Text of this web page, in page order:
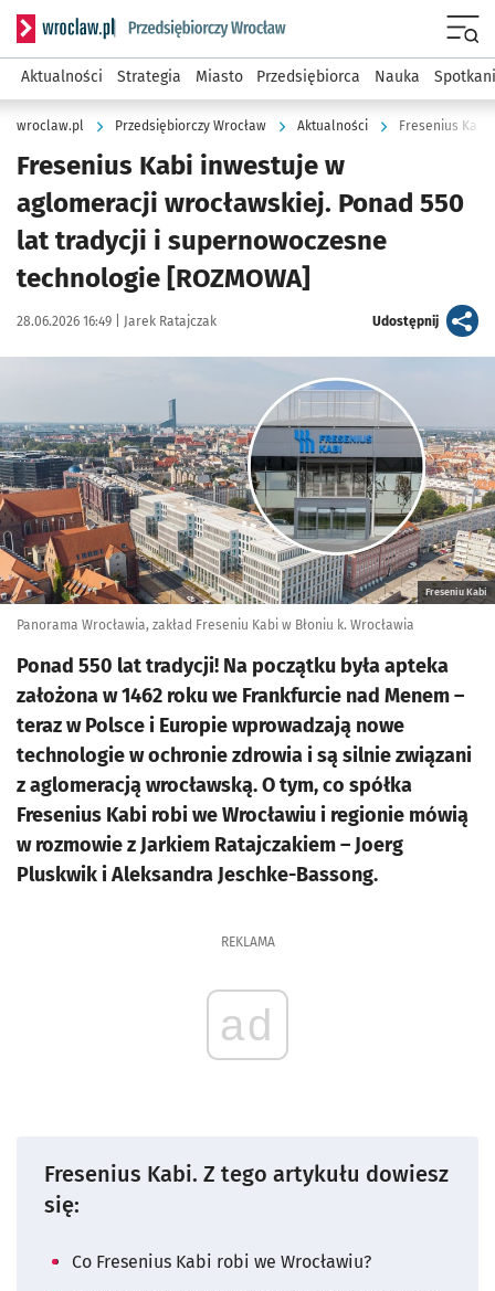
Serwis informacyjny wroclaw.pl podserwis: Strategia
Aktualności Strategia Miasto Przedsiębiorca Nauka
wroclaw.pl Przedsiębiorczy Wrocław Aktualności Fresenius Kabi
Fresenius Kabi inwestuje w
aglomeracji wrocławskiej. Ponad 550
lat tradycji i supernowoczesne
technologie [ROZMOWA]
Data publikacji:
28.06.2026 16:49 | Autor:
Jarek Ratajczak Udostępnijartykuł
Freseniu Kabi
Panorama Wrocławia, zakład Freseniu Kabi w Błoniu k. Wrocławia
Ponad 550 lat tradycji! Na początku była apteka
założona w 1462 roku we Frankfurcie nad Menem –
teraz w Polsce i Europie wprowadzają nowe
technologie w ochronie zdrowia i są silnie związani
z aglomeracją wrocławską. O tym, co spółka
Fresenius Kabi robi we Wrocławiu i regionie mówią
w rozmowie z Jarkiem Ratajczakiem – Joerg
Pluskwik i Aleksandra Jeschke-Bassong.
REKLAMA
ad
Fresenius Kabi. Z tego artykułu dowiesz
się:
Co Fresenius Kabi robi we Wrocławiu?